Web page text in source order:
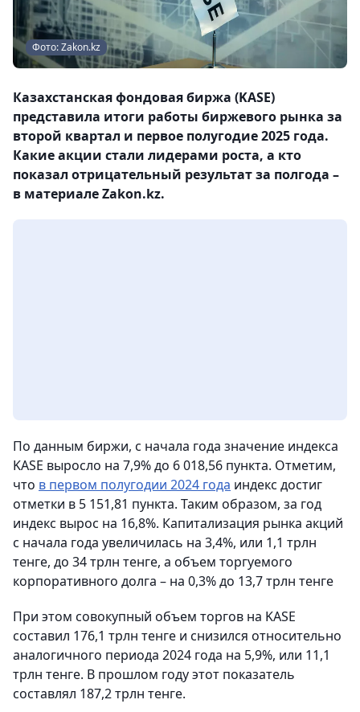
Фото: Zakon.kz
Казахстанская фондовая биржа (KASE)
представила итоги работы биржевого рынка за
второй квартал и первое полугодие 2025 года.
Какие акции стали лидерами роста, а кто
показал отрицательный результат за полгода –
в материале Zakon.kz.
По данным биржи, с начала года значение индекса
KASE выросло на 7,9% до 6 018,56 пункта. Отметим,
что в первом полугодии 2024 года индекс достиг
отметки в 5 151,81 пункта. Таким образом, за год
индекс вырос на 16,8%. Капитализация рынка акций
с начала года увеличилась на 3,4%, или 1,1 трлн
тенге, до 34 трлн тенге, а объем торгуемого
корпоративного долга – на 0,3% до 13,7 трлн тенге
При этом совокупный объем торгов на KASE
составил 176,1 трлн тенге и снизился относительно
аналогичного периода 2024 года на 5,9%, или 11,1
трлн тенге. В прошлом году этот показатель
составлял 187,2 трлн тенге.